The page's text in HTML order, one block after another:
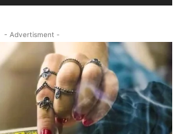
- Advertisment -